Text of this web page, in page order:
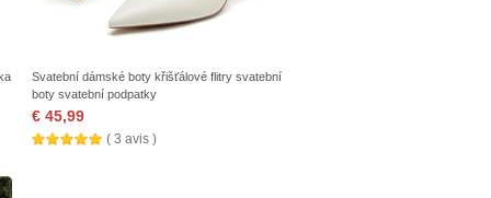
Svatební dámské boty křišťálové flitry svatební
boty svatební podpatky
€ 45,99
( 3 avis )